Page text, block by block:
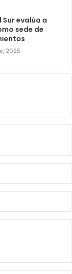
Sur evalúa a
sede de
2025